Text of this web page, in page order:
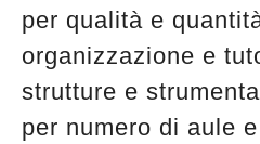
per qualità e
organizzazione e
strutture e
per numero di aule